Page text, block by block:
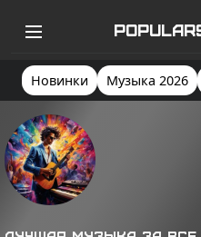
Новинки Музыка 2026